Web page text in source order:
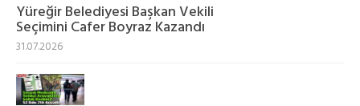
Yüreğir Belediyesi Başkan Vekili
Seçimini Cafer Boyraz Kazandı
31.07.2026